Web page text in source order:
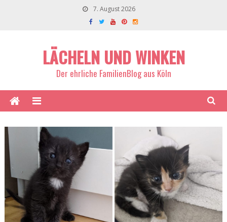
7. August 2026
LÄCHELN UND WINKEN
Der ehrliche FamilienBlog aus Köln